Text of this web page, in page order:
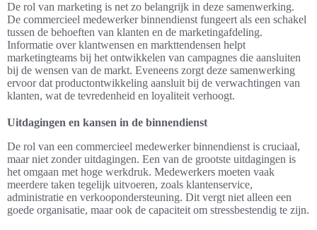
De rol van marketing is net zo belangrijk in deze samenwerking.
De commercieel medewerker binnendienst fungeert als een schakel
tussen de behoeften van klanten en de marketingafdeling.
Informatie over klantwensen en markttendensen helpt
marketingteams bij het ontwikkelen van campagnes die aansluiten
bij de wensen van de markt. Eveneens zorgt deze samenwerking
ervoor dat productontwikkeling aansluit bij de verwachtingen van
klanten, wat de tevredenheid en loyaliteit verhoogt.
Uitdagingen en kansen in de binnendienst
De rol van een commercieel medewerker binnendienst is cruciaal,
maar niet zonder uitdagingen. Een van de grootste uitdagingen is
het omgaan met hoge werkdruk. Medewerkers moeten vaak
meerdere taken tegelijk uitvoeren, zoals klantenservice,
administratie en verkoopondersteuning. Dit vergt niet alleen een
goede organisatie, maar ook de capaciteit om stressbestendig te zijn.